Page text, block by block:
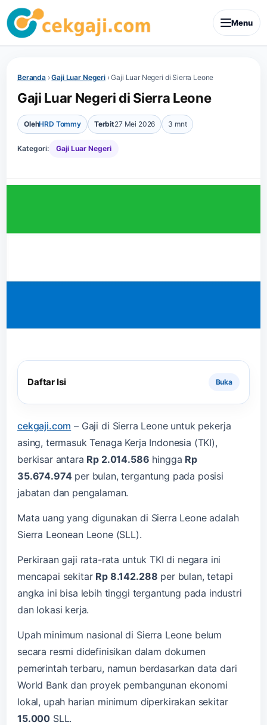
Menu
Beranda›Gaji Luar Negeri›Gaji Luar Negeri di Sierra Leone
Gaji Luar Negeri di Sierra Leone
OlehHRD Tommy Terbit27 Mei 2026 3 mnt
Kategori: Gaji Luar Negeri
Daftar Isi
cekgaji.com – Gaji di Sierra Leone untuk pekerja
asing, termasuk Tenaga Kerja Indonesia (TKI),
berkisar antara Rp 2.014.586 hingga Rp
35.674.974per bulan, tergantung pada posisi
jabatan dan pengalaman.
Mata uang yang digunakan di Sierra Leone adalah
Sierra Leonean Leone (SLL).
Perkiraan gaji rata-rata untuk TKI di negara ini
mencapai sekitar Rp 8.142.288 per bulan, tetapi
angka ini bisa lebih tinggi tergantung pada industri
dan lokasi kerja.
Upah minimum nasional di Sierra Leone belum
secara resmi didefinisikan dalam dokumen
pemerintah terbaru, namun berdasarkan data dari
World Bank dan proyek pembangunan ekonomi
lokal, upah harian minimum diperkirakan sekitar
15.000 SLL.